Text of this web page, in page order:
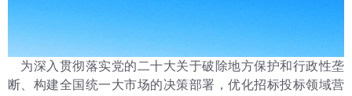
为深入贯彻落实党的二十大关于破除地方保护和行政性垄
断、构建全国统一大市场的决策部署，优化招标投标领域营